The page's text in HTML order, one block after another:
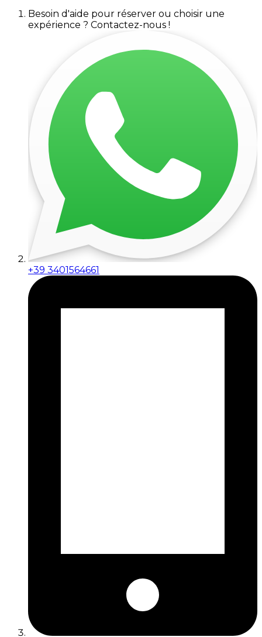
Besoin d'aide pour réserver ou choisir une
expérience ? Contactez-nous !
+39 3401564661